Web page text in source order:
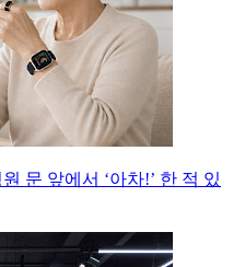
문 앞에서 ‘아차!’ 한 적 있